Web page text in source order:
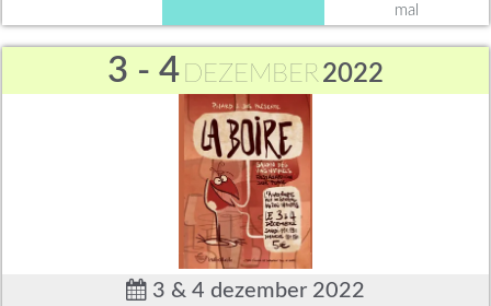
mal
3 - 4 DEZEMBER 2022
3 & 4 dezember 2022